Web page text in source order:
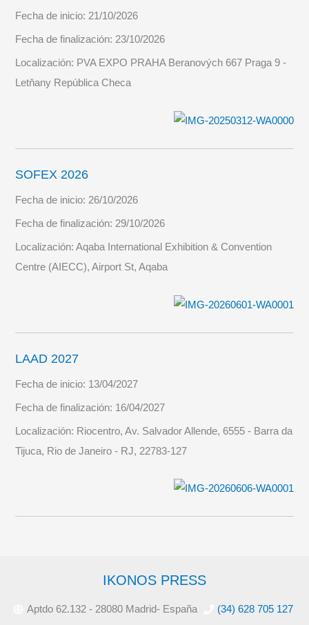
Fecha de inicio:21/10/2026
Fecha de finalización:23/10/2026
Localización: PVA EXPO PRAHA Beranových 667 Praga 9 -
Letňany República Checa
SOFEX 2026
Fecha de inicio: 26/10/2026
Fecha de finalización: 29/10/2026
Localización:Aqaba International Exhibition & Convention
Centre (AIECC), Airport St, Aqaba
LAAD 2027
Fecha de inicio: 13/04/2027
Fecha de finalización: 16/04/2027
Localización: Riocentro, Av. Salvador Allende, 6555 - Barra da
Tijuca, Rio de Janeiro - RJ, 22783-127
IKONOS PRESS
Aptdo 62.132 - 28080 Madrid- España
(34) 628 705 127